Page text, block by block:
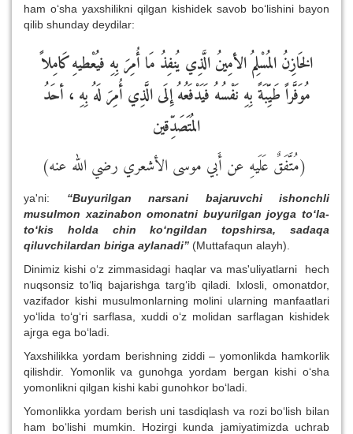
ham o‘sha yaxshilikni qilgan kishidek savob bo‘lishini bayon
qilib shunday deydilar:
الخَازِنُ المُسْلِمُ الأمِينُ الَّذِي يُنفِذُ مَا أُمِرَ بِهِ فيُعْطيهِ كَامِلاً
مُوَفَّراً طَيِّبَةً بِهِ نَفْسُهُ فَيَدْفَعُهُ إِلَى الَّذِي أُمِرَ لَهُ بِهِ ، أحَدُ
المُتَصَدِّقين
(مُتَّفَقٌ عَلَيهِ عن أَبي موسى الأشعري رضي الله عنه)
ya'ni:
“Buyurilgan narsani bajaruvchi ishonchli
musulmon xazinabon omonatni buyurilgan joyga to‘la-
to‘kis holda chin ko‘ngildan topshirsa, sadaqa
qiluvchilardan biriga aylanadi” (Muttafaqun alayh).
Dinimiz kishi o‘z zimmasidagi haqlar va mas'uliyatlarni hech
nuqsonsiz to‘liq bajarishga targ‘ib qiladi. Ixlosli, omonatdor,
vazifador kishi musulmonlarning molini ularning manfaatlari
yo‘lida to‘g‘ri sarflasa, xuddi o‘z molidan sarflagan kishidek
ajrga ega bo‘ladi.
Yaxshilikka yordam berishning ziddi – yomonlikda hamkorlik
qilishdir. Yomonlik va gunohga yordam bergan kishi o‘sha
yomonlikni qilgan kishi kabi gunohkor bo‘ladi.
Yomonlikka yordam berish uni tasdiqlash va rozi bo‘lish bilan
ham bo‘lishi mumkin. Hozirgi kunda jamiyatimizda uchrab